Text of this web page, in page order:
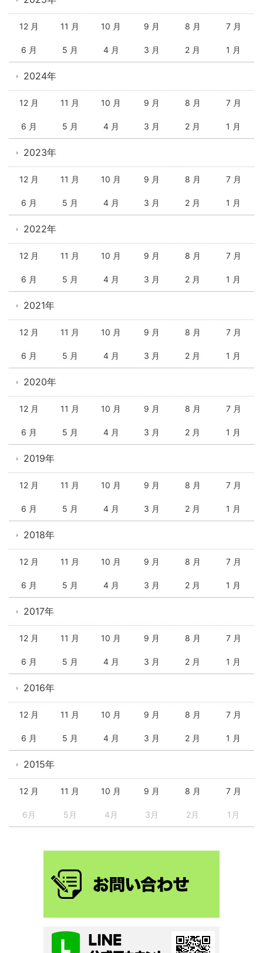
12 月 11 月 10 月 9 月 8 月 7 月
6 月 5 月 4 月 3 月 2 月 1 月
2024年
12 月 11 月 10 月 9 月 8 月 7 月
6 月 5 月 4 月 3 月 2 月 1 月
2023年
12 月 11 月 10 月 9 月 8 月 7 月
6 月 5 月 4 月 3 月 2 月 1 月
2022年
12 月 11 月 10 月 9 月 8 月 7 月
6 月 5 月 4 月 3 月 2 月 1 月
2021年
12 月 11 月 10 月 9 月 8 月 7 月
6 月 5 月 4 月 3 月 2 月 1 月
2020年
12 月 11 月 10 月 9 月 8 月 7 月
6 月 5 月 4 月 3 月 2 月 1 月
2019年
12 月 11 月 10 月 9 月 8 月 7 月
6 月 5 月 4 月 3 月 2 月 1 月
2018年
12 月 11 月 10 月 9 月 8 月 7 月
6 月 5 月 4 月 3 月 2 月 1 月
2017年
12 月 11 月 10 月 9 月 8 月 7 月
6 月 5 月 4 月 3 月 2 月 1 月
2016年
12 月 11 月 10 月 9 月 8 月 7 月
6 月 5 月 4 月 3 月 2 月 1 月
2015年
12 月 11 月 10 月 9 月 8 月 7 月
6月 5月 4月 3月 2月 1月